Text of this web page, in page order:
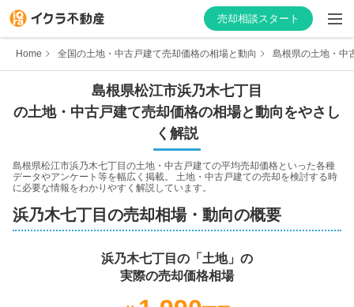
売却相談スタート
はじめての方へ
不動産会社を探す
不動産会社向け情報
Home 全国の土地・中古戸建て売却価格の相場と動向 島根県の土地・中
島根県松江市浜乃木七丁目
の土地・中古戸建て売却価格の相場と動向をやさし
く解説
島根県松江市浜乃木七丁目 の土地・中古戸建ての平均売却価格といった各種
データやアンケート等を幅広く掲載。 土地・中古戸建ての売却を検討する時
に必要な情報をわかりやすく解説しています。
浜乃木七丁目 の売却相場・動向の概要
浜乃木七丁目 の「土地」の
実際の売却価格相場